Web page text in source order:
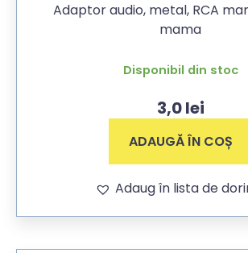
Adaptor audio, metal, RCA
mama
Disponibil din stoc
3,0lei
ADAUGĂ ÎN COȘ
Adaug în lista de